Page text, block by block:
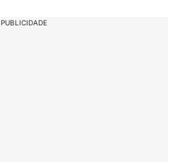
PUBLICIDADE